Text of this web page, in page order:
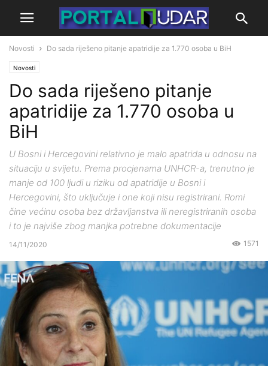
Novosti Do sada riješeno pitanje apatridije za 1.770 osoba u BiH
Novosti
Do sada riješeno pitanje
apatridije za 1.770 osoba u
BiH
U Bosni i Hercegovini relativno je malo apatrida u odnosu na
situaciju u svijetu. Prema procjenama UNHCR-a, trenutno je
manje od 100 ljudi u riziku od apatridije u Bosni i
Hercegovini, što uključuje i one koji nisu registrirani. Romi
čine većinu osoba bez državljanstva ili neregistriranih osoba
i to je najviše zbog manjka potrebne dokumentacije
14/11/2020 1571